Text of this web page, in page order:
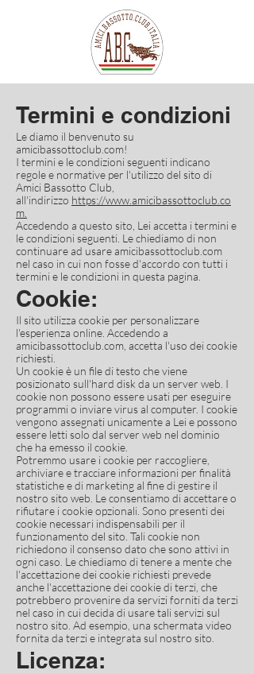
Termini e condizioni
Le diamo il benvenuto su
amicibassottoclub.com!
I termini e le condizioni seguenti indicano
regole e normative per l'utilizzo del sito di
Amici Bassotto Club,
all'indirizzo https://www.amicibassottoclub.co
m
Accedendo a questo sito, Lei accetta i termini e
le condizioni seguenti. Le chiediamo di non
continuare ad usare amicibassottoclub.com
nel caso in cui non fosse d'accordo con tutti i
termini e le condizioni in questa pagina.
Cookie:
Il sito utilizza cookie per personalizzare
l'esperienza online. Accedendo a
amicibassottoclub.com, accetta l'uso dei cookie
richiesti.
Un cookie è un file di testo che viene
posizionato sull'hard disk da un server web. I
cookie non possono essere usati per eseguire
programmi o inviare virus al computer. I cookie
vengono assegnati unicamente a Lei e possono
essere letti solo dal server web nel dominio
che ha emesso il cookie.
Potremmo usare i cookie per raccogliere,
archiviare e tracciare informazioni per finalità
statistiche e di marketing al fine di gestire il
nostro sito web. Le consentiamo di accettare o
rifiutare i cookie opzionali. Sono presenti dei
cookie necessari indispensabili per il
funzionamento del sito. Tali cookie non
richiedono il consenso dato che sono attivi in
ogni caso. Le chiediamo di tenere a mente che
l'accettazione dei cookie richiesti prevede
anche l'accettazione dei cookie di terzi, che
potrebbero provenire da servizi forniti da terzi
nel caso in cui decida di usare tali servizi sul
nostro sito. Ad esempio, una schermata video
fornita da terzi e integrata sul nostro sito.
Licenza: